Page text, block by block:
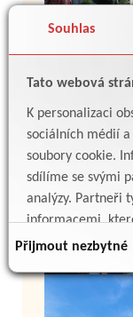
Souhlas
Tato webová
K personalizaci
sociálních médií a
soubory cookie.
sdílíme se svými
analýzy. Partneři
informacemi,
důsledku toho, že
Přijmout nezbytné